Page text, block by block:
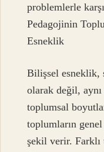
problemlerle
Pedagojinin
Esneklik
Bilişsel esneklik,
olarak değil,
toplumsal
toplumların
şekil verir.